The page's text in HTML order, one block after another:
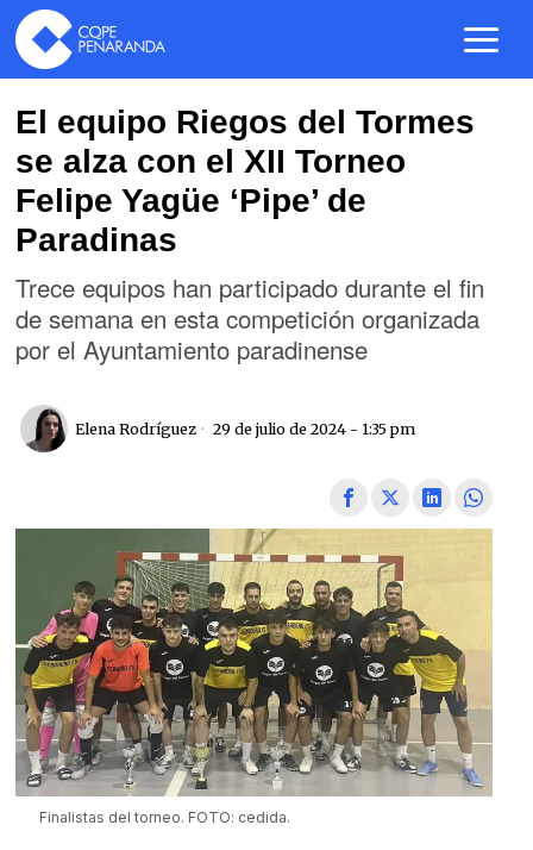
El equipo Riegos del Tormes
se alza con el XII Torneo
Felipe Yagüe ‘Pipe’ de
Paradinas
Trece equipos han participado durante el fin
de semana en esta competición organizada
por el Ayuntamiento paradinense
Elena Rodríguez 29 de julio de 2024 - 1:35 pm
Finalistas del torneo. FOTO: cedida.